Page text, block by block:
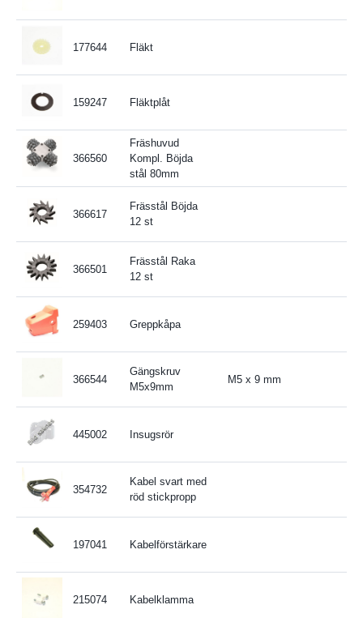
177644 Fläkt
159247 Fläktplåt
366560
Fräshuvud
Kompl. Böjda
stål 80mm
366617
Frässtål Böjda
12 st
366501
Frässtål Raka
12 st
259403 Greppkåpa
366544
Gängskruv
M5x9mm
M5 x 9 mm
445002 Insugsrör
354732
Kabel svart med
röd stickpropp
197041 Kabelförstärkare
215074 Kabelklamma